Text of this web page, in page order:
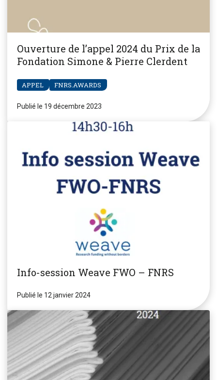
Ouverture de l’appel 2024 du Prix de la
Fondation Simone & Pierre Clerdent
APPEL FNRS.AWARDS
Publié le 19 décembre 2023
Info-session Weave FWO – FNRS
Publié le 12 janvier 2024